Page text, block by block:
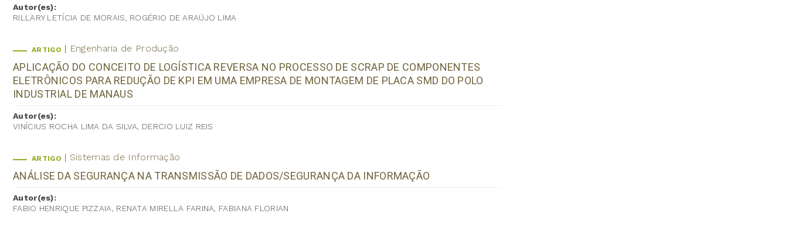
Autor(es):
RILLARY LETÍCIA DE MORAIS, ROGÉRIO DE ARAÚJO LIMA
ARTIGO Engenharia de Produção
APLICAÇÃO DO CONCEITO DE LOGÍSTICA REVERSA NO PROCESSO DE SCRAP DE COMPONENTES
ELETRÔNICOS PARA REDUÇÃO DE KPI EM UMA EMPRESA DE MONTAGEM DE PLACA SMD DO POLO
INDUSTRIAL DE MANAUS
Autor(es):
VINÍCIUS ROCHA LIMA DA SILVA, DERCIO LUIZ REIS
ARTIGO Sistemas de Informação
ANÁLISE DA SEGURANÇA NA TRANSMISSÃO DE DADOS/SEGURANÇA DA INFORMAÇÃO
Autor(es):
FABIO HENRIQUE PIZZAIA, RENATA MIRELLA FARINA, FABIANA FLORIAN